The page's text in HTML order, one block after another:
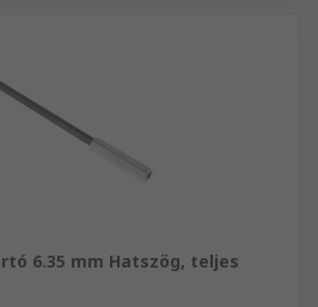
6.35 mm Hatszög, teljes